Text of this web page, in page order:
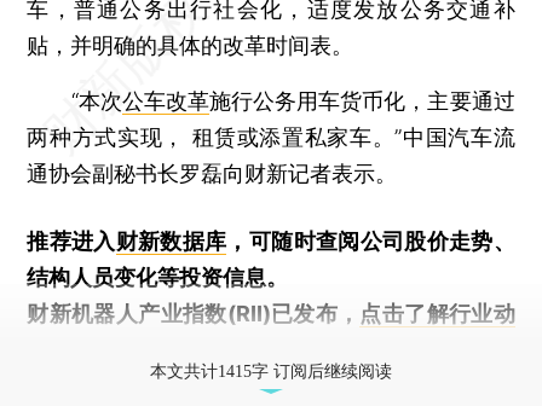
车，普通公务出行社会化，适度发放公务交通补
贴，并明确的具体的改革时间表。
“本次公车改革施行公务用车货币化，主要通过
两种方式实现， 租赁或添置私家车。”中国汽车流
通协会副秘书长罗磊向财新记者表示。
推荐进入财新数据库 ，可随时查阅公司股价走势、
结构人员变化等投资信息。
财新机器人产业指数(RII)已发布， 点击了解行业动
本文共计1415字 订阅后继续阅读